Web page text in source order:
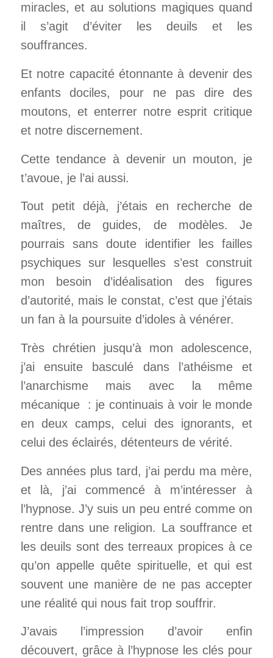
miracles, et au solutions magiques quand
il s’agit d’éviter les deuils et les
souffrances.
Et notre capacité étonnante à devenir des
enfants dociles, pour ne pas dire des
moutons, et enterrer notre esprit critique
et notre discernement.
Cette tendance à devenir un mouton, je
t’avoue, je l’ai aussi.
Tout petit déjà, j’étais en recherche de
maîtres, de guides, de modèles. Je
pourrais sans doute identifier les failles
psychiques sur lesquelles s’est construit
mon besoin d’idéalisation des figures
d’autorité, mais le constat, c’est que j’étais
un fan à la poursuite d’idoles à vénérer.
Très chrétien jusqu’à mon adolescence,
j’ai ensuite basculé dans l’athéisme et
l’anarchisme mais avec la même
mécanique : je continuais à voir le monde
en deux camps, celui des ignorants, et
celui des éclairés, détenteurs de vérité.
Des années plus tard, j’ai perdu ma mère,
et là, j’ai commencé à m’intéresser à
l’hypnose. J’y suis un peu entré comme on
rentre dans une religion. La souffrance et
les deuils sont des terreaux propices à ce
qu’on appelle quête spirituelle, et qui est
souvent une manière de ne pas accepter
une réalité qui nous fait trop souffrir.
J’avais l’impression d’avoir enfin
découvert, grâce à l’hypnose les clés pour